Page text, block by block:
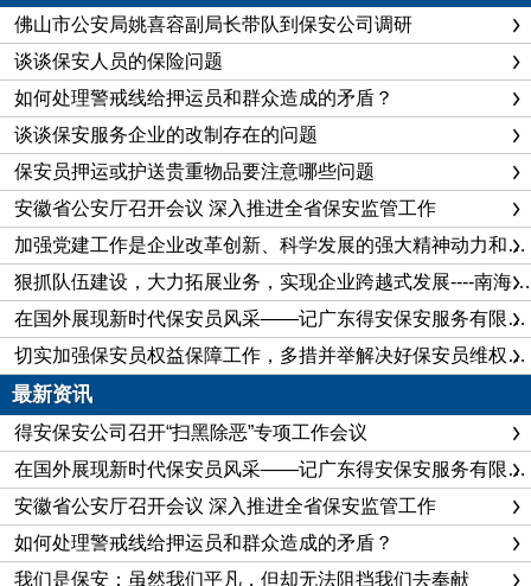
佛山市公安局姚喜容副局长带队到保安公司调研
谈谈保安人员的保险问题
如何处理警戒线给押运员和群众造成的矛盾？
谈谈保安服务企业的改制存在的问题
保安员押运或护送贵重物品要注意哪些问题
安徽省公安厅召开会议 深入推进全省保安监管工作
加强党建工作是企业改革创新、科学发展的强大精神动力和重要政治保证
狠抓队伍建设，大力拓展业务，实现企业跨越式发展----南海保安公司企业建设纪实
在国外展现新时代保安员风采——记广东得安保安服务有限公司佛山分公司保安队长陈飞
切实加强保安员权益保障工作，多措并举解决好保安员维权问题
最新资讯
得安保安公司召开“扫黑除恶”专项工作会议
在国外展现新时代保安员风采——记广东得安保安服务有限公司佛山分公司保安队长陈飞
安徽省公安厅召开会议 深入推进全省保安监管工作
如何处理警戒线给押运员和群众造成的矛盾？
我们是保安：虽然我们平凡，但却无法阻挡我们去奉献